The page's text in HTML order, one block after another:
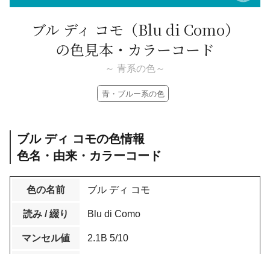
ブル ディ コモ （Blu di Como）
の色見本・カラーコード
～ 青系の色～
青・ブルー系の色
ブル ディ コモの色情報
色名・由来・カラーコード
色の名前 ブル ディ コモ
読み / 綴り Blu di Como
マンセル値 2.1B 5/10